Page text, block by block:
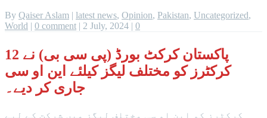
By Qaiser Aslam | latest news, Opinion, Pakistan, Uncategorized,
World | 0 comment | 2 July, 2024 | 0
پاکستان کرکٹ بورڈ (پی سی بی) نے 12
کرکٹرز کو مختلف لیگز کیلئے این او سی
جاری کر دیے۔
کرکٹرز کو این او سی مختلف لیگز میں شرکت کے لیے